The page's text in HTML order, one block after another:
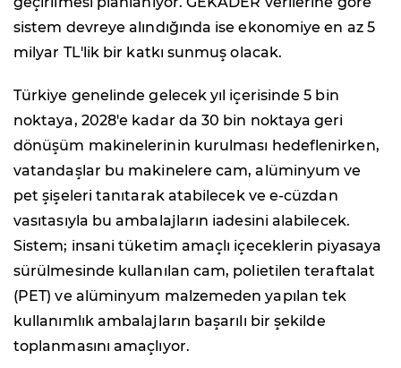
sistem devreye alındığında ise ekonomiye en az 5
milyar TL'lik bir katkı sunmuş olacak.
Türkiye genelinde gelecek yıl içerisinde 5 bin
noktaya, 2028'e kadar da 30 bin noktaya geri
dönüşüm makinelerinin kurulması hedeflenirken,
vatandaşlar bu makinelere cam, alüminyum ve
pet şişeleri tanıtarak atabilecek ve e-cüzdan
vasıtasıyla bu ambalajların iadesini alabilecek.
Sistem; insani tüketim amaçlı içeceklerin piyasaya
sürülmesinde kullanılan cam, polietilen teraftalat
(PET) ve alüminyum malzemeden yapılan tek
kullanımlık ambalajların başarılı bir şekilde
toplanmasını amaçlıyor.